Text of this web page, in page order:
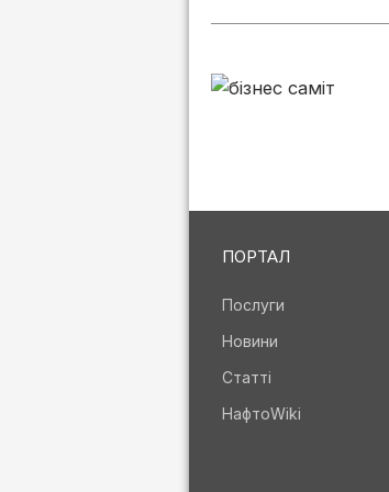
ПОРТАЛ
Послуги
Новини
Статті
НафтоWiki